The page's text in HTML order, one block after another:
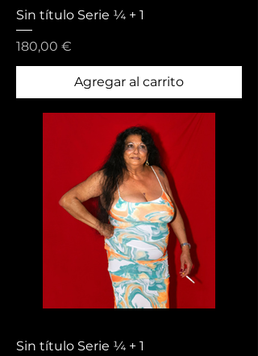
Sin título Serie ¼ + 1
Precio
180,00 €
Agregar al carrito
Sin título Serie ¼ + 1